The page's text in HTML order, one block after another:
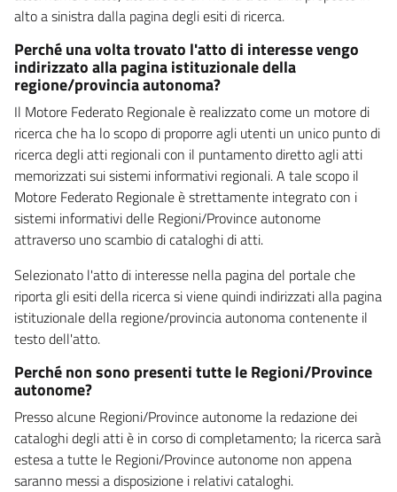
alto a sinistra dalla pagina degli esiti di ricerca.
Perché una volta trovato l'atto di interesse vengo
indirizzato alla pagina istituzionale della
regione/provincia autonoma?
Il Motore Federato Regionale è realizzato come un motore di
ricerca che ha lo scopo di proporre agli utenti un unico punto di
ricerca degli atti regionali con il puntamento diretto agli atti
memorizzati sui sistemi informativi regionali. A tale scopo il
Motore Federato Regionale è strettamente integrato con i
sistemi informativi delle Regioni/Province autonome
attraverso uno scambio di cataloghi di atti.
Selezionato l'atto di interesse nella pagina del portale che
riporta gli esiti della ricerca si viene quindi indirizzati alla pagina
istituzionale della regione/provincia autonoma contenente il
testo dell'atto.
Perché non sono presenti tutte le Regioni/Province
autonome?
Presso alcune Regioni/Province autonome la redazione dei
cataloghi degli atti è in corso di completamento; la ricerca sarà
estesa a tutte le Regioni/Province autonome non appena
saranno messi a disposizione i relativi cataloghi.